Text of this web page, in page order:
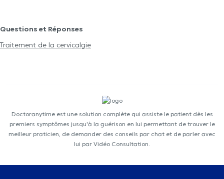
Questions et Réponses
Traitement de la cervicalgie
Doctoranytime est une solution complète qui assiste le patient dès les
premiers symptômes jusqu'à la guérison en lui permettant de trouver le
meilleur praticien, de demander des conseils par chat et de parler avec
lui par Vidéo Consultation.